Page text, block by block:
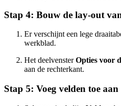
Stap 4: Bouw de lay-out
Er verschijnt een lege
werkblad.
Het deelvensterOpties voor
aan de rechterkant.
Stap 5: Voeg velden toe